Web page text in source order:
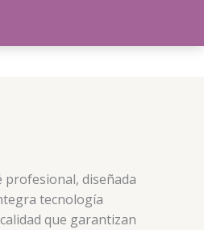
profesional, diseñada
tecnología
que garantizan